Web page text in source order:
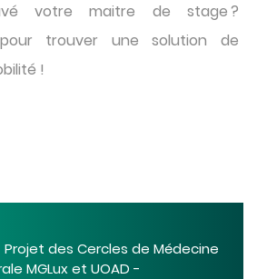
votre maitre de stage ?
trouver une solution de
!
des Cercles de Médecine
MGLux et UOAD -